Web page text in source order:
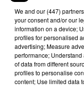
supporter, qui a
épaules de sa
connaissait
When you kiss
marriage is
We and our (447) partners
your consent and/or our
information on a device;
profiles for personalised
advertising; Measure
performance;
of data from different
profiles to personalise
content; Use limited data